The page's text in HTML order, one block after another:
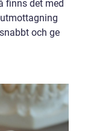
finns det med
och ge